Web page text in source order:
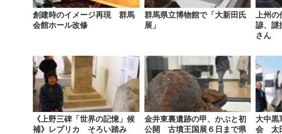
創建時のイメージ再現 群馬
会館ホール改修
群馬県立博物館で「大新田氏
展」
上州
諺、
さん
《上野三碑「世界の記憶」候
補》レプリカ そろい踏み
金井東裏遺跡の甲、かぶと初
公開 古墳王国展６日まで県
大中
会 太